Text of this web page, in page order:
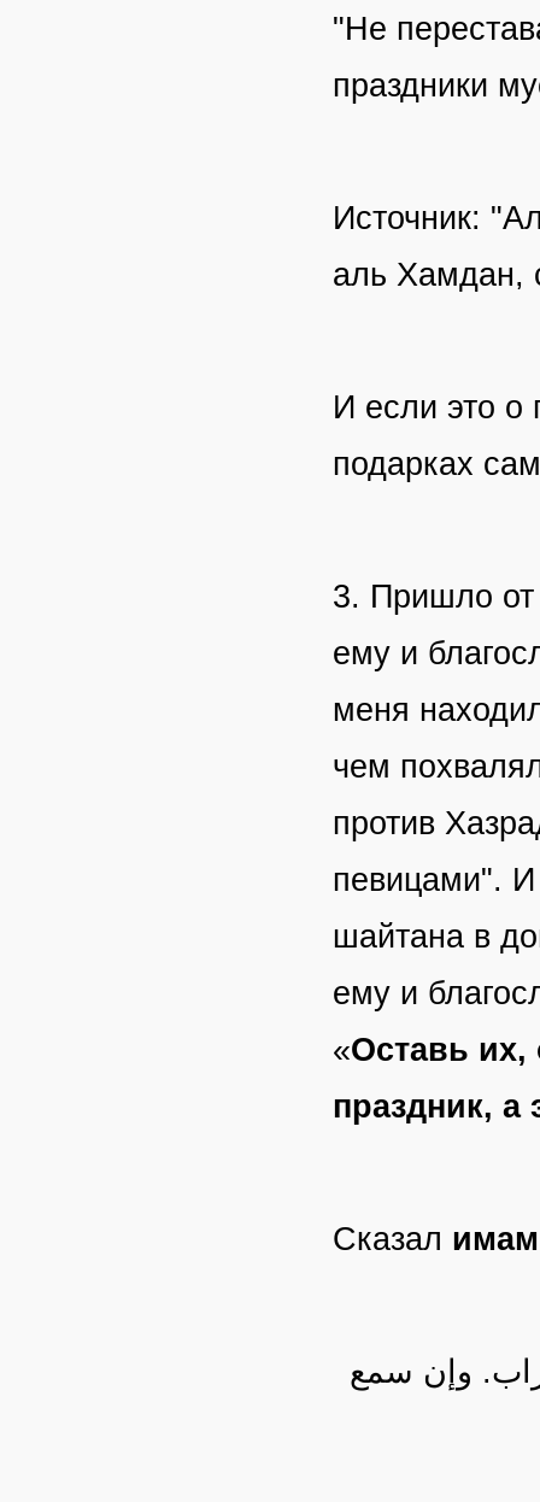
"Не
праздники
Источник:
аль Хамдан,
И если это о
подарках
3. Пришло
ему и
меня
чем
против
певицами".
шайтана в
ему и
«Оставь их,
праздник, а
Сказал
وإن سمع